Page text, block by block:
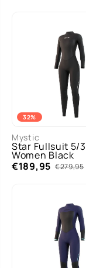
32%
Mystic
Star Fullsuit 5/
Women Black
€189,95 €279,95